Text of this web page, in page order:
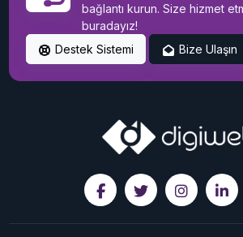
bağlantı kurun. Size hizmet
buradayız!
Destek Sistemi
Bize Ulaşın